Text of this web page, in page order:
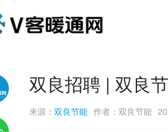
双良招聘 | 双良
来源： 双良节能 作者：双良节能